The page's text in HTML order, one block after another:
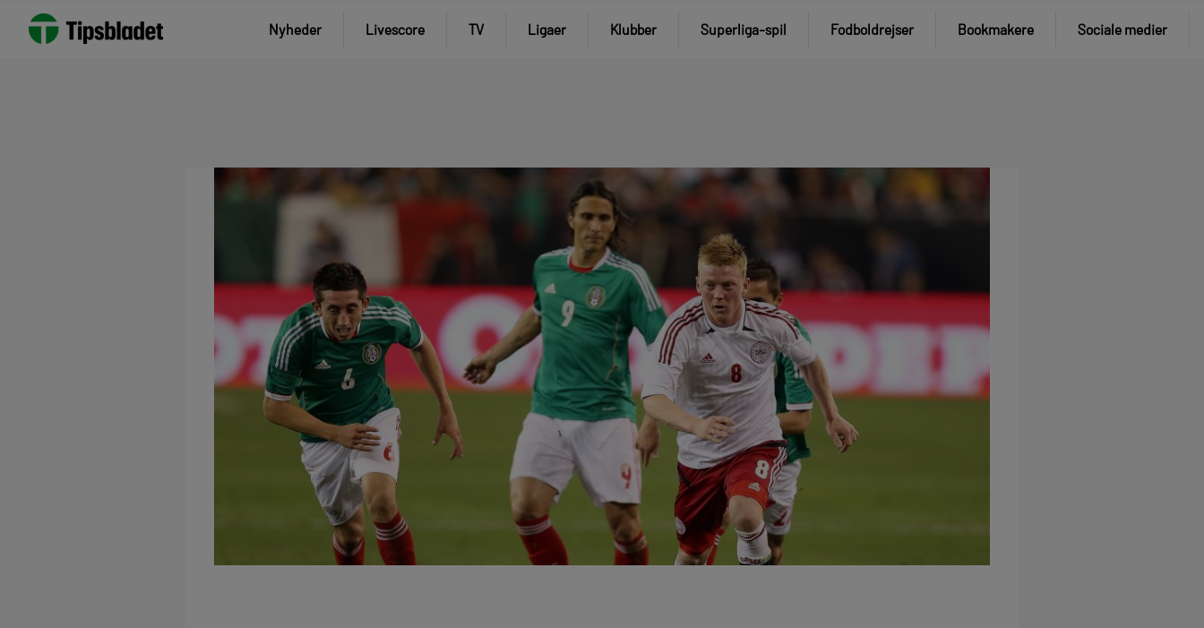
Nyheder Livescore TV Ligaer Klubber Superliga-spil Fodboldrejser Bookmakere Sociale medier